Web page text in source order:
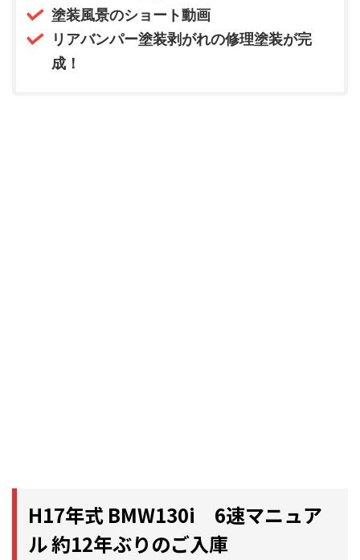
塗装風景のショート動画
リアバンパー塗装剥がれの修理塗装が完
成！
H17年式 BMW130i 6速マニュア
ル 約12年ぶりのご入庫